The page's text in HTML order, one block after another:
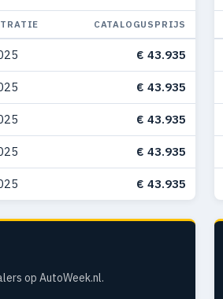
CATALOGUSPRIJS
€ 43.935
€ 43.935
€ 43.935
€ 43.935
€ 43.935
op AutoWeek.nl.